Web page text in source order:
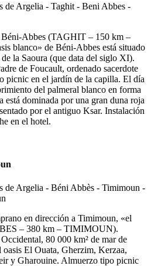
Béni-Abbes (TAGHIT – 150 km –
blanco» de Béni-Abbes está situado
la Saoura (que data del siglo XI).
de Foucault, ordenado sacerdote
picnic en el jardín de la capilla. El día
del palmeral blanco en forma
está dominada por una gran duna roja
por el antiguo Ksar. Instalación
en el hotel.
en dirección a Timimoun, «el
– 380 km – TIMIMOUN).
80 000 km² de mar de
oasis El Ouata, Gherzim, Kerzaa,
y Gharouine. Almuerzo tipo picnic